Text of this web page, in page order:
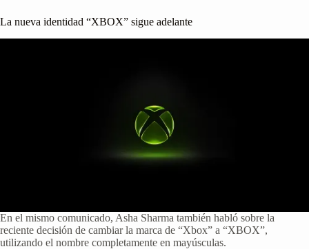
La nueva identidad “XBOX” sigue adelante
En el mismo comunicado, Asha Sharma también habló sobre la
reciente decisión de cambiar la marca de “Xbox” a “XBOX”,
utilizando el nombre completamente en mayúsculas.